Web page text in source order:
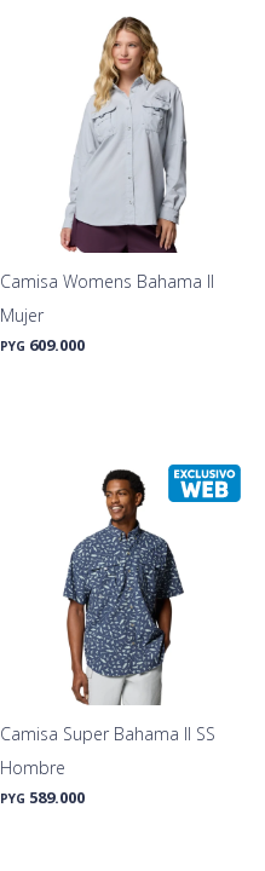
Camisa Womens Bahama II
Mujer
PYG 609.000
Camisa Super Bahama II SS
Hombre
PYG 589.000